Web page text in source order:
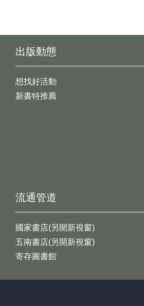
出版動態
想找好活動
新書特推薦
流通管道
國家書店(另開新視窗)
五南書店(另開新視窗)
寄存圖書館